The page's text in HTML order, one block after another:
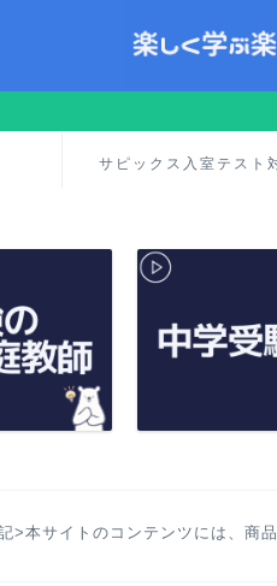
サピックス入室テスト
>本サイトのコンテンツには、商